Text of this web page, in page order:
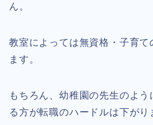
ん。
教室によっては無資格・子育て
ます。
もちろん、幼稚園の先生のよ
る方が転職のハードルは下がり